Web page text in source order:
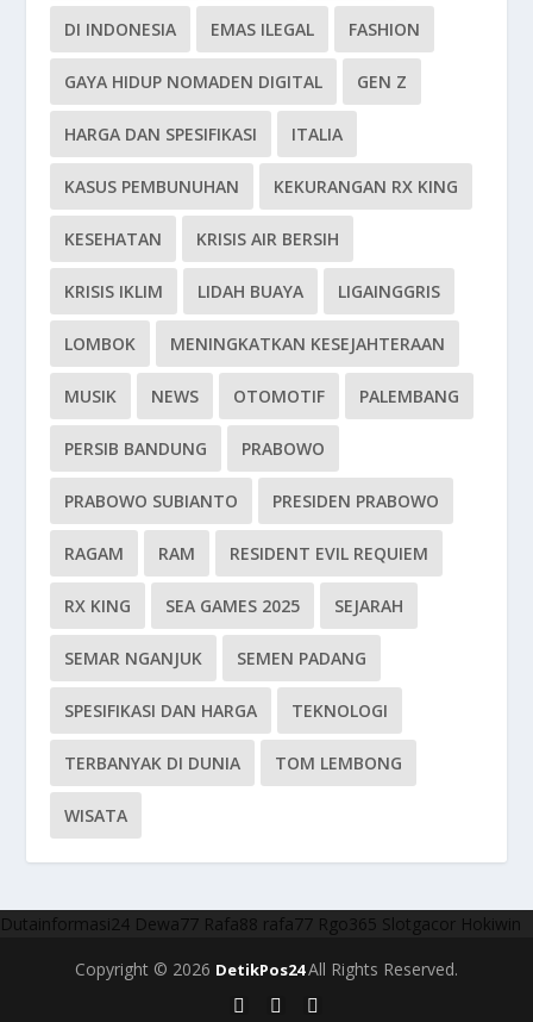
DI INDONESIA EMAS ILEGAL FASHION
GAYA HIDUP NOMADEN DIGITAL GEN Z
HARGA DAN SPESIFIKASI ITALIA
KASUS PEMBUNUHAN KEKURANGAN RX KING
KESEHATAN KRISIS AIR BERSIH
KRISIS IKLIM LIDAH BUAYA LIGAINGGRIS
LOMBOK MENINGKATKAN KESEJAHTERAAN
MUSIK NEWS OTOMOTIF PALEMBANG
PERSIB BANDUNG PRABOWO
PRABOWO SUBIANTO PRESIDEN PRABOWO
RAGAM RAM RESIDENT EVIL REQUIEM
RX KING SEA GAMES 2025 SEJARAH
SEMAR NGANJUK SEMEN PADANG
SPESIFIKASI DAN HARGA TEKNOLOGI
TERBANYAK DI DUNIA TOM LEMBONG
WISATA
Dutainformasi24 Dewa77 Rafa88 rafa77 Rgo365 Slotgacor Hokiwin
Copyright © 2026 DetikPos24All Rights Reserved.